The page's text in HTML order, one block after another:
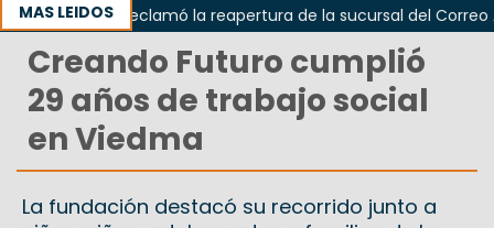
MAS LEIDOS
Odarda reclamó la reapertura de la sucursal del Correo
Creando Futuro cumplió
29 años de trabajo social
en Viedma
La fundación destacó su recorrido junto a